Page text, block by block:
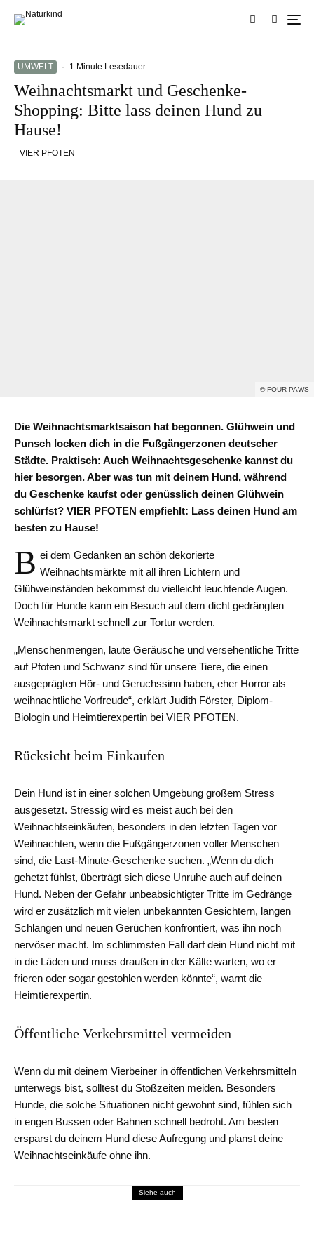
UMWELT · 1 Minute Lesedauer
Weihnachtsmarkt und Geschenke-
Shopping: Bitte lass deinen Hund zu
Hause!
VIER PFOTEN
© FOUR PAWS
Die Weihnachtsmarktsaison hat begonnen. Glühwein und
Punsch locken dich in die Fußgängerzonen deutscher
Städte. Praktisch: Auch Weihnachtsgeschenke kannst du
hier besorgen. Aber was tun mit deinem Hund, während
du Geschenke kaufst oder genüsslich deinen Glühwein
schlürfst? VIER PFOTEN empfiehlt: Lass deinen Hund am
besten zu Hause!
B ei dem Gedanken an schön dekorierte
Weihnachtsmärkte mit all ihren Lichtern und
Glühweinständen bekommst du vielleicht leuchtende Augen.
Doch für Hunde kann ein Besuch auf dem dicht gedrängten
Weihnachtsmarkt schnell zur Tortur werden.
„Menschenmengen, laute Geräusche und versehentliche Tritte
auf Pfoten und Schwanz sind für unsere Tiere, die einen
ausgeprägten Hör- und Geruchssinn haben, eher Horror als
weihnachtliche Vorfreude“, erklärt Judith Förster, Diplom-
Biologin und Heimtierexpertin bei VIER PFOTEN.
Rücksicht beim Einkaufen
Dein Hund ist in einer solchen Umgebung großem Stress
ausgesetzt. Stressig wird es meist auch bei den
Weihnachtseinkäufen, besonders in den letzten Tagen vor
Weihnachten, wenn die Fußgängerzonen voller Menschen
sind, die Last-Minute-Geschenke suchen. „Wenn du dich
gehetzt fühlst, überträgt sich diese Unruhe auch auf deinen
Hund. Neben der Gefahr unbeabsichtigter Tritte im Gedränge
wird er zusätzlich mit vielen unbekannten Gesichtern, langen
Schlangen und neuen Gerüchen konfrontiert, was ihn noch
nervöser macht. Im schlimmsten Fall darf dein Hund nicht mit
in die Läden und muss draußen in der Kälte warten, wo er
frieren oder sogar gestohlen werden könnte“, warnt die
Heimtierexpertin.
Öffentliche Verkehrsmittel vermeiden
Wenn du mit deinem Vierbeiner in öffentlichen Verkehrsmitteln
unterwegs bist, solltest du Stoßzeiten meiden. Besonders
Hunde, die solche Situationen nicht gewohnt sind, fühlen sich
in engen Bussen oder Bahnen schnell bedroht. Am besten
ersparst du deinem Hund diese Aufregung und planst deine
Weihnachtseinkäufe ohne ihn.
Siehe auch